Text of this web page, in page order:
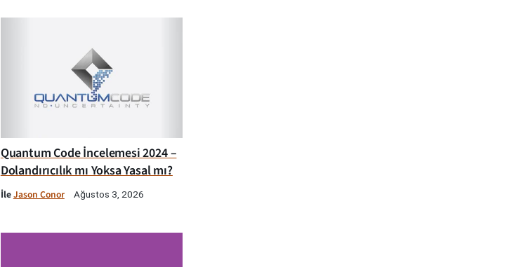
Quantum Code İncelemesi 2024 –
Dolandırıcılık mı Yoksa Yasal mı?
İleJason Conor Ağustos 3, 2026